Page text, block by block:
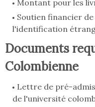
Montant pour les
Soutien financier
l'identification
Documents
Colombienne
Lettre de pré-
de l'université